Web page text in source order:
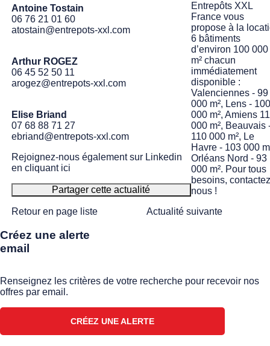
Antoine Tostain
06 76 21 01 60
atostain@entrepots-xxl.com
Arthur ROGEZ
06 45 52 50 11
arogez@entrepots-xxl.com
Elise Briand
07 68 88 71 27
ebriand@entrepots-xxl.com
Rejoignez-nous également sur Linkedin
en cliquant ici
Partager cette actualité
Entrepôts XXL
France vous
propose à la
6 bâtiments
d’environ 100 000
m² chacun
immédiatement
disponible :
Valenciennes - 99
000 m², Lens -
000 m², Amiens
000 m², Beauvais
110 000 m², Le
Havre - 103 000
Orléans Nord - 93
000 m². Pour tous
besoins,
nous !
Retour en page liste
Actualité suivante
Créez une alerte
email
Renseignez les critères de votre recherche pour recevoir nos
offres par email.
CRÉEZ UNE ALERTE